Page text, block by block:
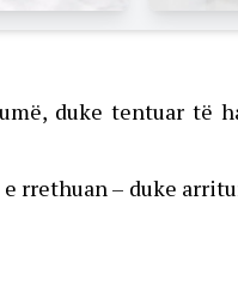
duke tentuar të
rrethuan – duke